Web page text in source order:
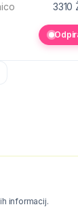
3310
informacij.